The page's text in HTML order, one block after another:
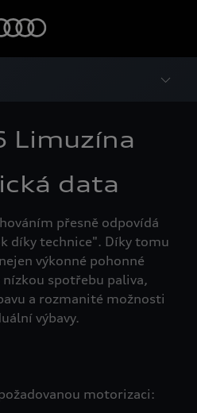
Limuzína
data
přesně odpovídá
díky technice". Díky tomu
výkonné pohonné
spotřebu paliva,
a rozmanité možnosti
výbavy.
motorizaci: